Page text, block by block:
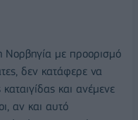
Νορβηγία με προορισμό
δεν κατάφερε να
και ανέμενε
αν και αυτό